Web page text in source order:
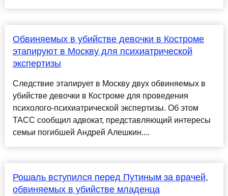
Обвиняемых в убийстве девочки в Костроме
этапируют в Москву для психиатрической
экспертизы
Следствие этапирует в Москву двух обвиняемых в
убийстве девочки в Костроме для проведения
психолого-психиатрической экспертизы. Об этом
ТАСС сообщил адвокат, представляющий интересы
семьи погибшей Андрей Алешкин....
Рошаль вступился перед Путиным за врачей,
обвиняемых в убийстве младенца